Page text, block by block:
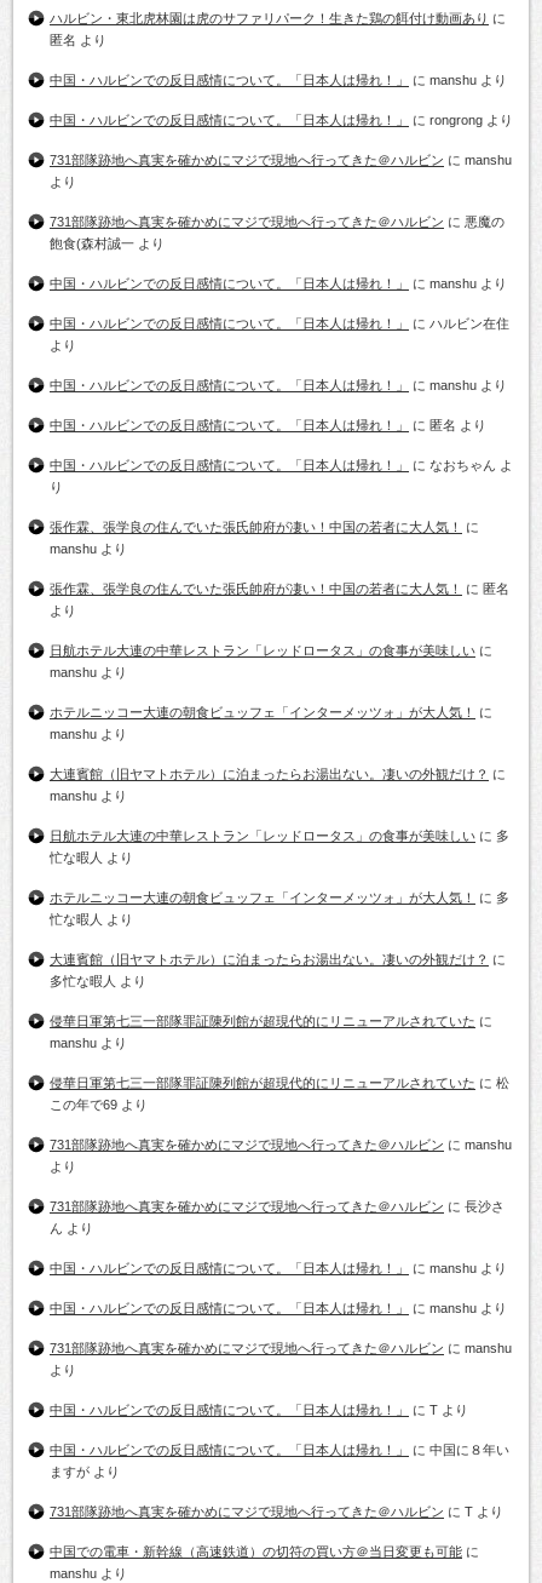
ハルビン・東北虎林園は虎のサファリパーク！生きた鶏の餌付け動画あり に
匿名 より
中国・ハルビンでの反日感情について。「日本人は帰れ！」 に manshu より
中国・ハルビンでの反日感情について。「日本人は帰れ！」 に rongrong より
731部隊跡地へ真実を確かめにマジで現地へ行ってきた＠ハルビン に manshu
より
731部隊跡地へ真実を確かめにマジで現地へ行ってきた＠ハルビン に 悪魔の
飽食(森村誠一 より
中国・ハルビンでの反日感情について。「日本人は帰れ！」 に manshu より
中国・ハルビンでの反日感情について。「日本人は帰れ！」 に ハルビン在住
より
中国・ハルビンでの反日感情について。「日本人は帰れ！」 に manshu より
中国・ハルビンでの反日感情について。「日本人は帰れ！」 に 匿名 より
中国・ハルビンでの反日感情について。「日本人は帰れ！」 に なおちゃん よ
り
張作霖、張学良の住んでいた張氏帥府が凄い！中国の若者に大人気！
に
manshu より
張作霖、張学良の住んでいた張氏帥府が凄い！中国の若者に大人気！ に 匿名
より
日航ホテル大連の中華レストラン「レッドロータス」の食事が美味しい に
manshu より
ホテルニッコー大連の朝食ビュッフェ「インターメッツォ」が大人気！
に
manshu より
大連賓館（旧ヤマトホテル）に泊まったらお湯出ない。凄いの外観だけ？ に
manshu より
日航ホテル大連の中華レストラン「レッドロータス」の食事が美味しい に 多
忙な暇人 より
ホテルニッコー大連の朝食ビュッフェ「インターメッツォ」が大人気！ に 多
忙な暇人 より
大連賓館（旧ヤマトホテル）に泊まったらお湯出ない。凄いの外観だけ？ に
多忙な暇人 より
侵華日軍第七三一部隊罪証陳列館が超現代的にリニューアルされていた に
manshu より
侵華日軍第七三一部隊罪証陳列館が超現代的にリニューアルされていた に 松
この年で69 より
731部隊跡地へ真実を確かめにマジで現地へ行ってきた＠ハルビン に manshu
より
731部隊跡地へ真実を確かめにマジで現地へ行ってきた＠ハルビン に 長沙さ
ん より
中国・ハルビンでの反日感情について。「日本人は帰れ！」 に manshu より
中国・ハルビンでの反日感情について。「日本人は帰れ！」 に manshu より
731部隊跡地へ真実を確かめにマジで現地へ行ってきた＠ハルビン に manshu
より
中国・ハルビンでの反日感情について。「日本人は帰れ！」 に T より
中国・ハルビンでの反日感情について。「日本人は帰れ！」 に 中国に８年い
ますが より
731部隊跡地へ真実を確かめにマジで現地へ行ってきた＠ハルビン に T より
中国での電車・新幹線（高速鉄道）の切符の買い方＠当日変更も可能 に
manshu より